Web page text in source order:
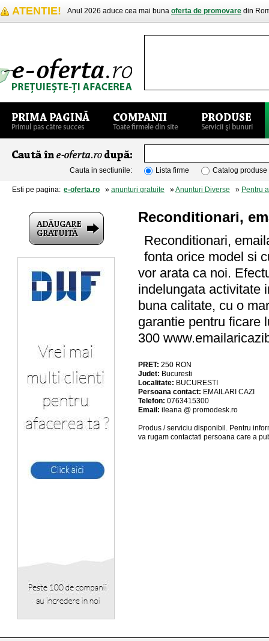
ATENTIE! Anul 2026 aduce cea mai buna oferta de promovare din
Cauta in sectiunile: Lista firme Catalog produse
Esti pe pagina: e-oferta.ro » anunturi gratuite »Anunturi Diverse » Pentru
Reconditionari,
Reconditionari,
fonta orice model si
vor arata ca noi.
indelungata activitate
buna calitate, cu o
garantie pentru ficare
300
PRET: 250 RON
Judet: Bucuresti
Localitate: BUCURESTI
Persoana contact: EMAILARI CAZI
Telefon: 0763415300
Email: ileana @ promodesk.ro
Produs / serviciu disponibil . Pentru
va rugam contactati persoana care a